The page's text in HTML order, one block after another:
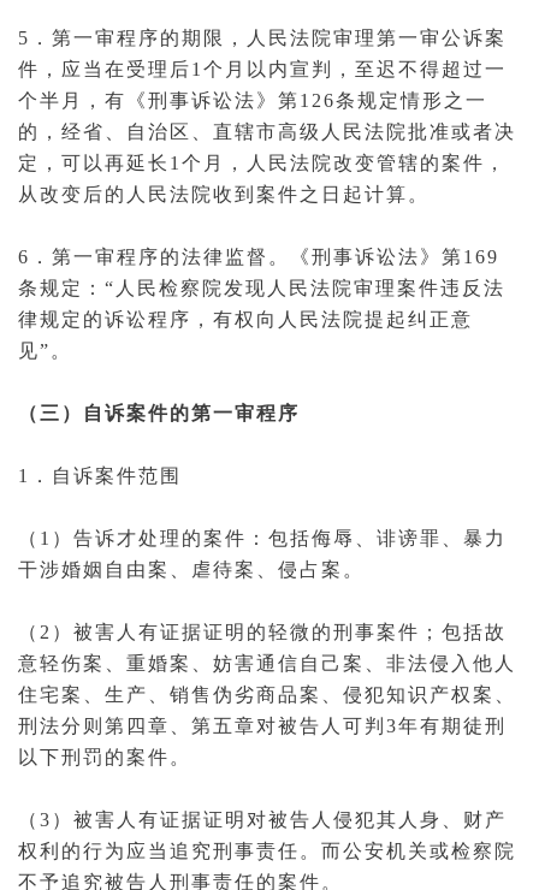
5．第一审程序的期限，人民法院审理第一审公诉案
件，应当在受理后1个月以内宣判，至迟不得超过一
个半月，有《刑事诉讼法》第126条规定情形之一
的，经省、自治区、直辖市高级人民法院批准或者决
定，可以再延长1个月，人民法院改变管辖的案件，
从改变后的人民法院收到案件之日起计算。
6．第一审程序的法律监督。《刑事诉讼法》第169
条规定：“人民检察院发现人民法院审理案件违反法
律规定的诉讼程序，有权向人民法院提起纠正意
见”。
（三）自诉案件的第一审程序
1． 自诉案件范围
（1）告诉才处理的案件：包括侮辱 、诽谤罪、暴力
干涉婚姻 自由案、 虐待案、侵占案。
（2）被害人有证据证明的轻微的刑事案件 ；包括故
意轻伤案、重婚案、妨害通信自己案、非法侵入他人
住宅案、生产、销售伪劣商品案、侵犯知识产权案、
刑法分则第四章、第五章对被告人可判3年有期徒刑
以下刑罚的案件。
（3）被害人有证据证明对被告人侵犯其人身、财产
权利的行为应当追究刑事责任 。而公安机关或检察院
不予追究被告人刑事责任的案件。